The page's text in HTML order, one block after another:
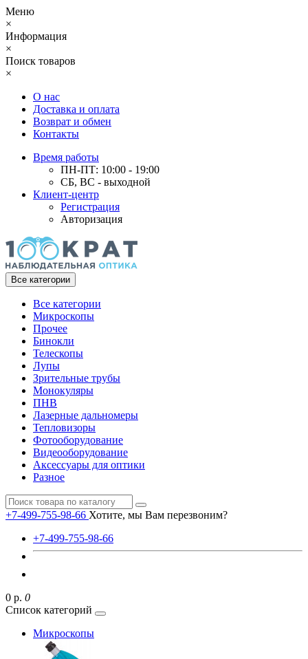
Меню
×
Информация
×
Поиск товаров
×
О нас
Доставка и оплата
Возврат и обмен
Контакты
Время работы
ПН-ПТ: 10:00 - 19:00
СБ, ВС - выходной
Клиент-центр
Регистрация
Авторизация
Все категории
Все категории
Микроскопы
Прочее
Бинокли
Телескопы
Лупы
Зрительные трубы
Монокуляры
ПНВ
Лазерные дальномеры
Тепловизоры
Фотооборудование
Видеооборудование
Аксессуары для оптики
Разное
+7-499-755-98-66 Хотите, мы Вам перезвоним?
+7-499-755-98-66
0 р. 0
Список категорий
Микроскопы